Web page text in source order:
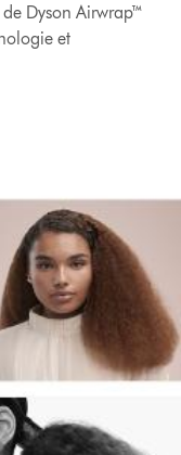
Dyson Airwrap™
et